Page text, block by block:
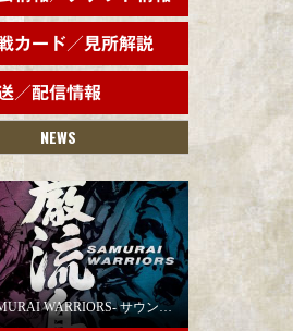
NEWS
巌流島 -SAMURAI WARRIORS- サウンドトラックの配信スタート！